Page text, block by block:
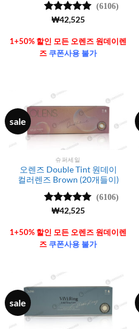
5 중에서
가됨
(6106)
₩42,525
1+50% 할인 모든 오렌즈 원데이렌
즈 쿠폰사용 불가
sale
슈퍼세일
오렌즈 Double Tint 원데이
컬러렌즈 Brown (20개들이)
5 중에서
가됨
(6106)
₩42,525
1+50% 할인 모든 오렌즈 원데이렌
즈 쿠폰사용 불가
sale